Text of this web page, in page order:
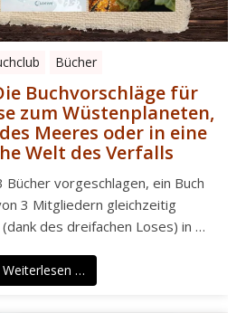
Bücher
Buchvorschläge für
zum Wüstenplaneten,
Meeres oder in eine
Welt des Verfalls
vorgeschlagen, ein Buch
3 Mitgliedern gleichzeitig
des dreifachen Loses) in …
Weiterlesen …